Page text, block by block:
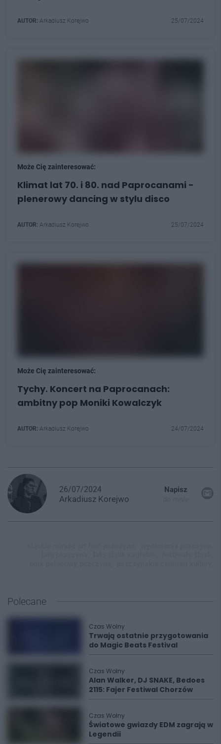
AUTOR: Arkadiusz Korejwo 25/07/2024
Może Cię zainteresować:
Klimat lat 70. i 80. nad Paprocanami -
plenerowy dancing w stylu disco
AUTOR: Arkadiusz Korejwo 25/07/2024
Może Cię zainteresować:
Tychy. Koncert na Paprocanach:
ambitny pop Moniki Kowalczyk
AUTOR: Arkadiusz Korejwo 24/07/2024
26/07/2024
Arkadiusz Korejwo
Napisz
Polecane
Czas Wolny
Trwają ostatnie przygotowania
do Magic Beats Festival
Czas Wolny
Alan Walker, DJ SNAKE, Bedoes
2115: Fajer Festiwal Chorzów
Czas Wolny
Światowe gwiazdy EDM zagrają w
Legendii